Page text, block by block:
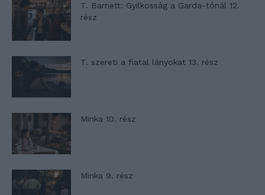
T. Barnett: Gyilkosság a Garda-tónál 12.
rész
T. szereti a fiatal lányokat 13. rész
Minka 10. rész
Minka 9. rész